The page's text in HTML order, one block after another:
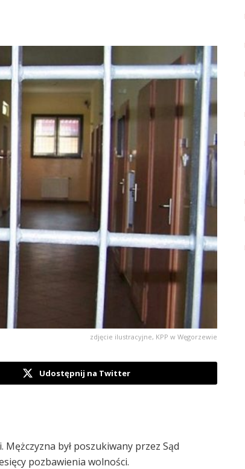
zdjęcie ilustracyjne, KPP w Węgorzewie
Udostępnij na Twitter
był poszukiwany przez Sąd
pozbawienia wolności.